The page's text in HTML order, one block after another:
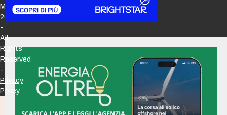
Maker
2026
-
All
Rights
Reserved
-
Privacy
Policy